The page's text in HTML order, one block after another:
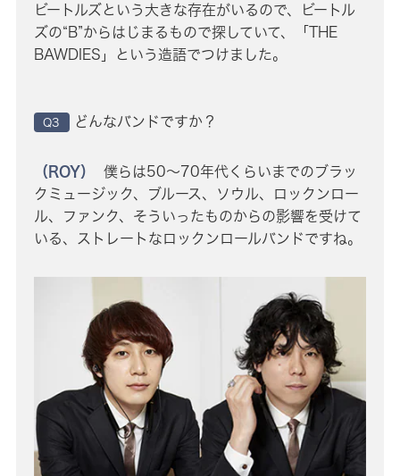
ビートルズという大きな存在がいるので、ビートル
ズの“B”からはじまるもので探していて、「THE
BAWDIES」という造語でつけました。
Q3 どんなバンドですか？
（ROY）
僕らは50〜70年代くらいまでのブラッ
クミュージック、ブルース、ソウル、ロックンロー
ル、ファンク、そういったものからの影響を受けて
いる、ストレートなロックンロールバンドですね。